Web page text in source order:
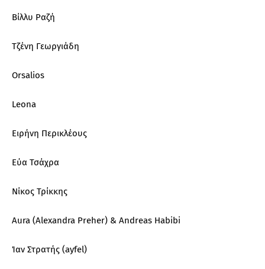
Βίλλυ Ραζή
Τζένη Γεωργιάδη
Orsalios
Leona
Ειρήνη Περικλέους
Εύα Τσάχρα
Νίκος Τρίκκης
Aura (Alexandra Preher) & Andreas Habibi
Ίαν Στρατής (ayfel)